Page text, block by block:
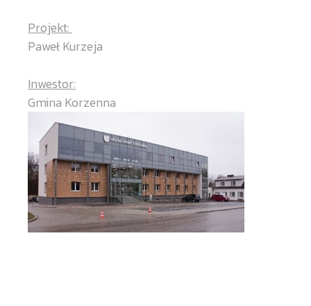
Projekt:
Paweł Kurzeja
Inwestor:
Gmina Korzenna